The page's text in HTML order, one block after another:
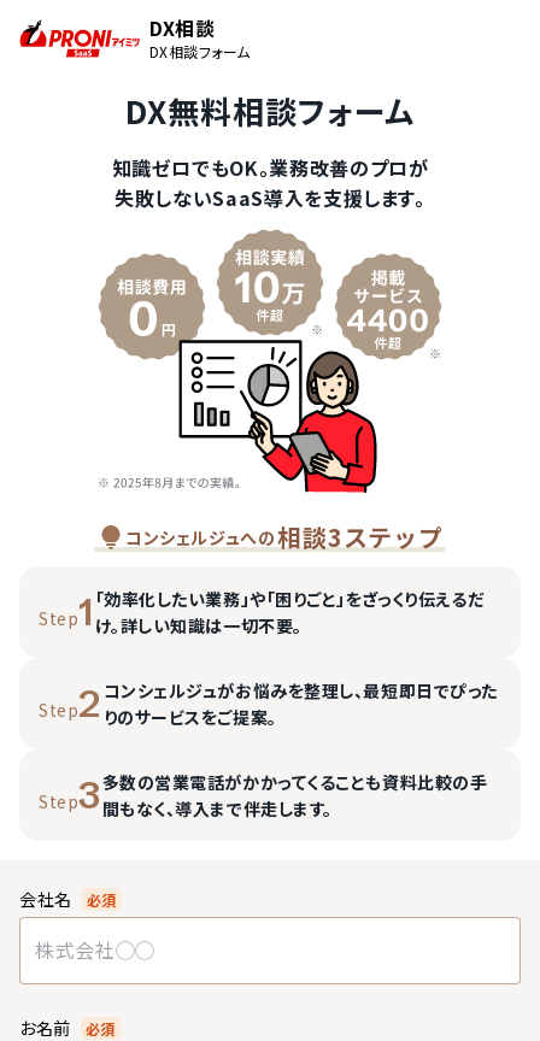
DX相談
DX相談フォーム
DX無料相談フォーム
知識ゼロでもOK。業務改善のプロが
失敗しないSaaS導入を支援します。
コンシェルジュへの相談3ステップ
Step1 「効率化したい業務」や「困りごと」をざっくり伝えるだ
け。詳しい知識は一切不要。
Step2 コンシェルジュがお悩みを整理し、最短即日でぴった
りのサービスをご提案。
Step3多数の営業電話がかかってくることも資料比較の手
間もなく、導入まで伴走します。
会社名 必須
お名前 必須